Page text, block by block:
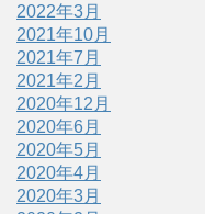
2022年3月
2021年10月
2021年7月
2021年2月
2020年12月
2020年6月
2020年5月
2020年4月
2020年3月